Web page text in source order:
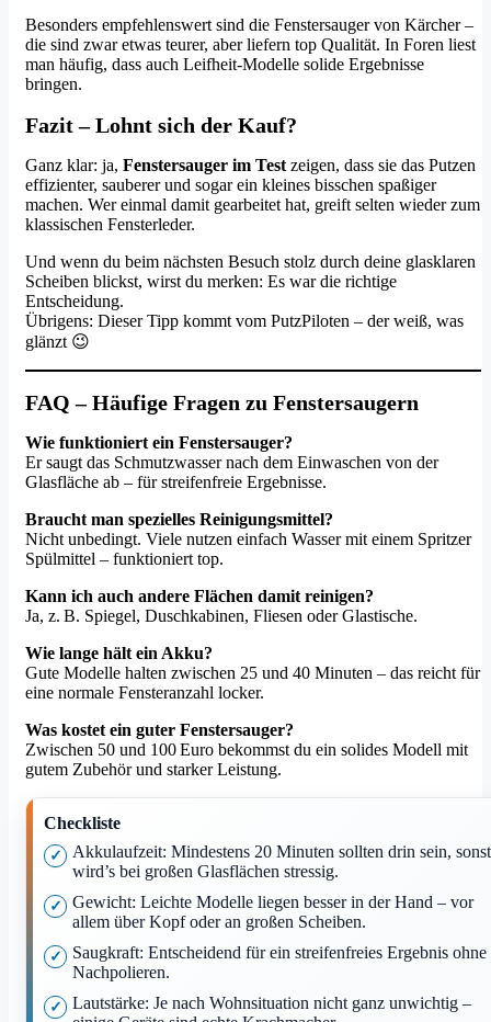
Besonders empfehlenswert sind die Fenstersauger von Kärcher –
die sind zwar etwas teurer, aber liefern top Qualität. In Foren liest
man häufig, dass auch Leifheit-Modelle solide Ergebnisse
bringen.
Fazit – Lohnt sich der Kauf?
Ganz klar: ja, Fenstersauger im Test zeigen, dass sie das Putzen
effizienter, sauberer und sogar ein kleines bisschen spaßiger
machen. Wer einmal damit gearbeitet hat, greift selten wieder zum
klassischen Fensterleder.
Und wenn du beim nächsten Besuch stolz durch deine glasklaren
Scheiben blickst, wirst du merken: Es war die richtige
Entscheidung.
Übrigens: Dieser Tipp kommt vom PutzPiloten – der weiß, was
glänzt 😉
FAQ – Häufige Fragen zu Fenstersaugern
Wie funktioniert ein Fenstersauger?
Er saugt das Schmutzwasser nach dem Einwaschen von der
Glasfläche ab – für streifenfreie Ergebnisse.
Braucht man spezielles Reinigungsmittel?
Nicht unbedingt. Viele nutzen einfach Wasser mit einem Spritzer
Spülmittel – funktioniert top.
Kann ich auch andere Flächen damit reinigen?
Ja, z. B. Spiegel, Duschkabinen, Fliesen oder Glastische.
Wie lange hält ein Akku?
Gute Modelle halten zwischen 25 und 40 Minuten – das reicht für
eine normale Fensteranzahl locker.
Was kostet ein guter Fenstersauger?
Zwischen 50 und 100 Euro bekommst du ein solides Modell mit
gutem Zubehör und starker Leistung.
Checkliste
Akkulaufzeit: Mindestens 20 Minuten sollten drin sein, sonst
wird’s bei großen Glasflächen stressig.
Gewicht: Leichte Modelle liegen besser in der Hand – vor
allem über Kopf oder an großen Scheiben.
Saugkraft: Entscheidend für ein streifenfreies Ergebnis ohne
Nachpolieren.
Lautstärke: Je nach Wohnsituation nicht ganz unwichtig –